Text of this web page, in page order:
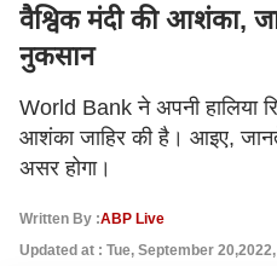
वैश्विक मंदी की आशंका,
नुकसान
World Bank ने अपनी हालिया
आशंका जाहिर की है। आइए,
असर होगा।
Written By :ABP Live
Updated at : Tue, September